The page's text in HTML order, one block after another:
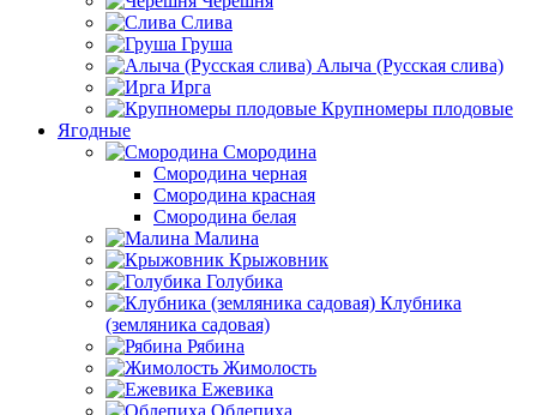
Слива
Груша
Алыча (Русская слива)
Ирга
Крупномеры плодовые
Ягодные
Смородина
Смородина черная
Смородина красная
Смородина белая
Малина
Крыжовник
Голубика
Клубника
(земляника садовая)
Рябина
Жимолость
Ежевика
Облепиха